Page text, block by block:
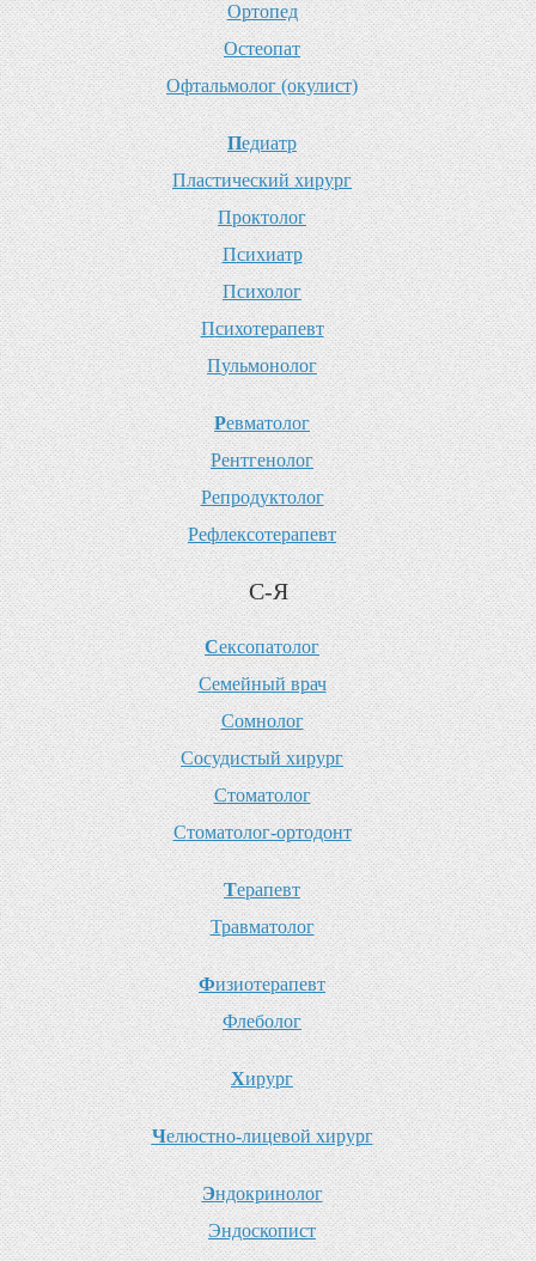
Ортопед
Остеопат
Офтальмолог (окулист)
Педиатр
Пластический хирург
Проктолог
Психиатр
Психолог
Психотерапевт
Пульмонолог
Ревматолог
Рентгенолог
Репродуктолог
Рефлексотерапевт
С-Я
Сексопатолог
Семейный врач
Сомнолог
Сосудистый хирург
Стоматолог
Стоматолог-ортодонт
Терапевт
Травматолог
Физиотерапевт
Флеболог
Хирург
Челюстно-лицевой хирург
Эндокринолог
Эндоскопист